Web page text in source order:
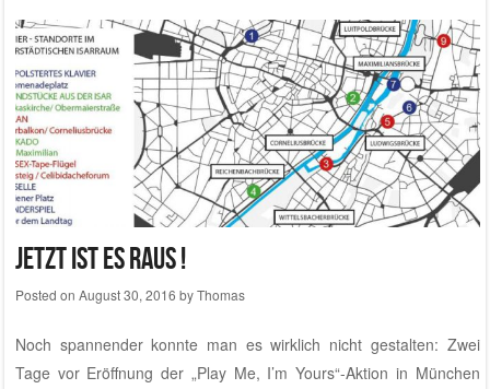
Jetzt ist es raus !
Posted on August 30, 2016 byThomas
Noch spannender konnte man es wirklich nicht gestalten: Zwei
Tage vor Eröffnung der „Play Me, I’m Yours“-Aktion in München